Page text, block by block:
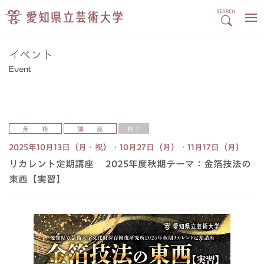
イベント
Event
美 術 講 座 終了
2025年10月13日（月・祝）・10月27日（月）・11月17日（月）
リカレント定期講座 2025年度秋期テーマ：金箔技法の
東西【実習】